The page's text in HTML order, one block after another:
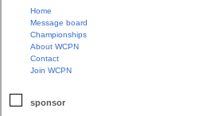
Home
Message board
Championships
About WCPN
Contact
Join WCPN
sponsor